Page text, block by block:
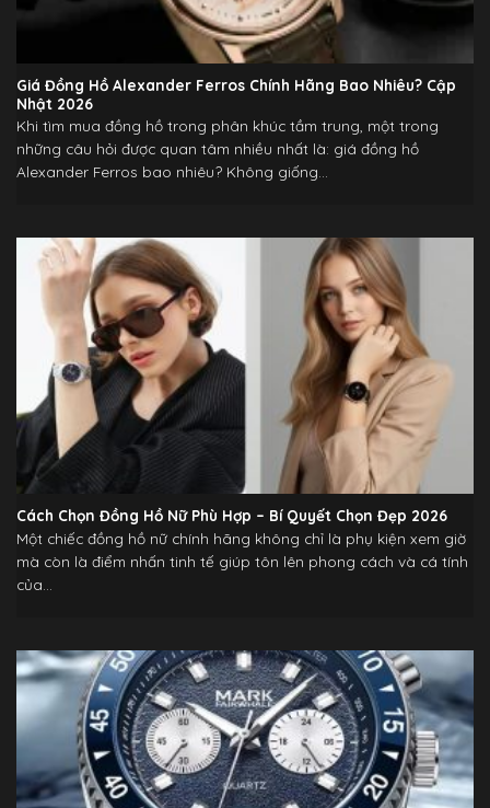
Giá Đồng Hồ Alexander Ferros Chính Hãng Bao Nhiêu? Cập
Nhật 2026
Khi tìm mua đồng hồ trong phân khúc tầm trung, một trong
những câu hỏi được quan tâm nhiều nhất là: giá đồng hồ
Alexander Ferros bao nhiêu? Không giống...
Cách Chọn Đồng Hồ Nữ Phù Hợp – Bí Quyết Chọn Đẹp 2026
Một chiếc đồng hồ nữ chính hãng không chỉ là phụ kiện xem giờ
mà còn là điểm nhấn tinh tế giúp tôn lên phong cách và cá tính
của...